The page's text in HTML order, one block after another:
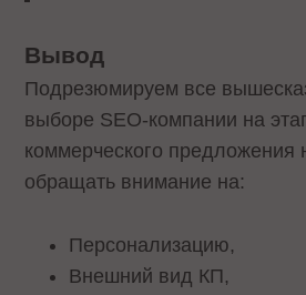
Вывод
Подрезюмируем все
выборе SEO-компании на
коммерческого предложения
обращать внимание на:
Персонализацию,
Внешний вид КП,